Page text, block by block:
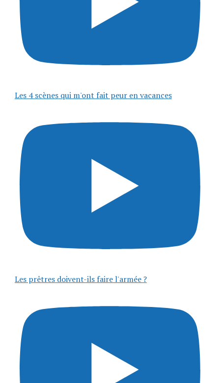
Les 4 scènes qui m'ont fait peur en vacances
Les prêtres doivent-ils faire l'armée ?